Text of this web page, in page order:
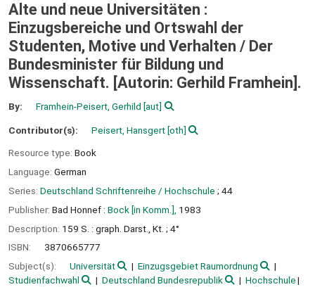
Alte und neue Universitäten :
Einzugsbereiche und Ortswahl der
Studenten, Motive und Verhalten / Der
Bundesminister für Bildung und
Wissenschaft. [Autorin: Gerhild Framhein].
By: Framhein-Peisert, Gerhild [aut]
Contributor(s): Peisert, Hansgert[oth]
Resource type: Book
Language: German
Series: Deutschland Schriftenreihe / Hochschule ; 44
Publisher: Bad Honnef : Bock [in Komm.], 1983
Description: 159 S. : graph. Darst., Kt. ; 4°
ISBN:
3870665777
Subject(s):
Universität
Einzugsgebiet Raumordnung
Studienfachwahl
Deutschland Bundesrepublik
Hochschule